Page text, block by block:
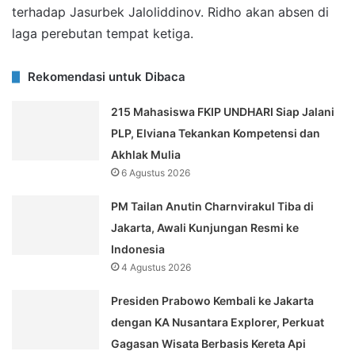
terhadap Jasurbek Jaloliddinov. Ridho akan absen di
laga perebutan tempat ketiga.
Rekomendasi untuk Dibaca
215 Mahasiswa FKIP UNDHARI Siap Jalani
PLP, Elviana Tekankan Kompetensi dan
Akhlak Mulia
6 Agustus 2026
PM Tailan Anutin Charnvirakul Tiba di
Jakarta, Awali Kunjungan Resmi ke
Indonesia
4 Agustus 2026
Presiden Prabowo Kembali ke Jakarta
dengan KA Nusantara Explorer, Perkuat
Gagasan Wisata Berbasis Kereta Api